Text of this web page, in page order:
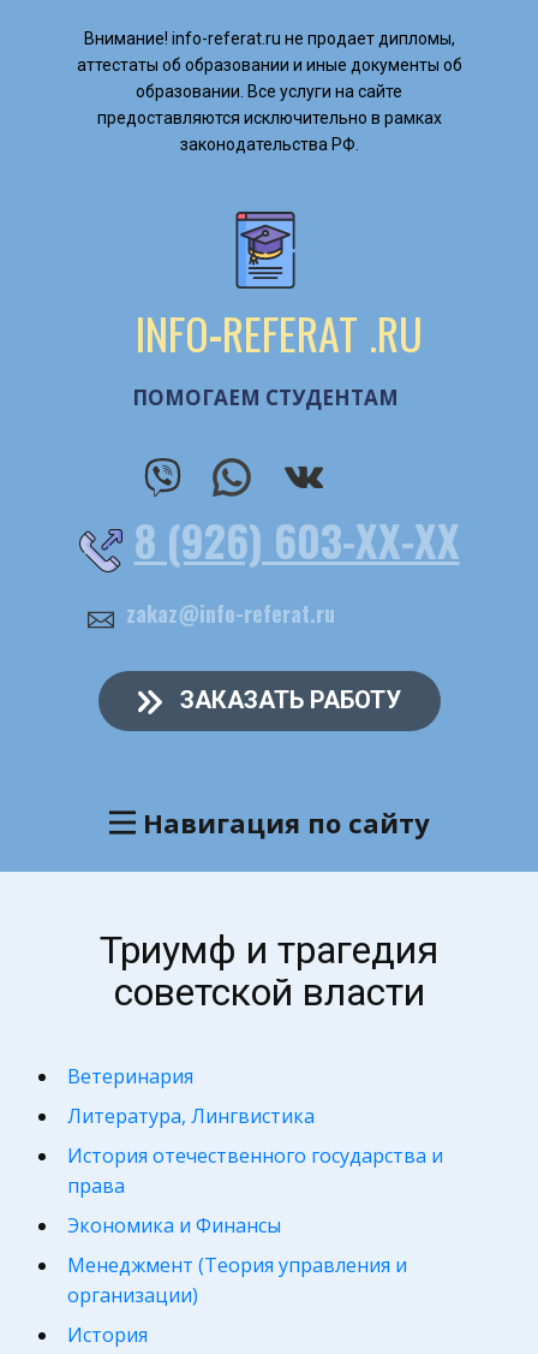
Внимание! ​info-referat.ru не продает дипломы,
аттестаты об образовании и иные документы об
образовании. Все услуги на сайте
предоставляются исключительно в рамках
законодательства РФ.
INFO-REFERAT .RU
ПОМОГАЕМ СТУДЕНТАМ
8 (926) 603-ХХ-ХХ
ЗАКАЗАТЬ РАБОТУ
zakaz@info-referat.ru
Навигация по сайту
Триумф и трагедия
советской власти
Ветеринария
Литература, Лингвистика
История отечественного государства и
права
Экономика и Финансы
Менеджмент (Теория управления и
организации)
История